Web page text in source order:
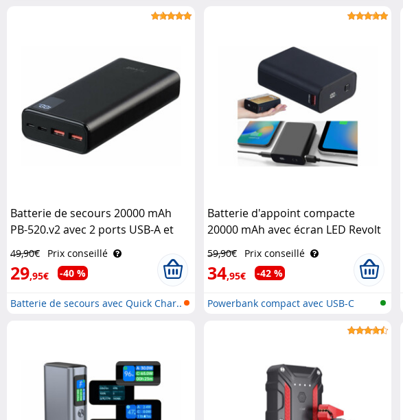
Batterie de secours 20000 mAh
PB-520.v2 avec 2 ports USB-A et
1 port USB-C Revolt
49,90€ Prix conseillé
29,95€ -40 %
Batterie de secours avec Quick Char..
Batterie d'appoint compacte
20000 mAh avec écran LED Revolt
59,90€ Prix conseillé
34,95€ -42 %
Powerbank compact avec USB-C